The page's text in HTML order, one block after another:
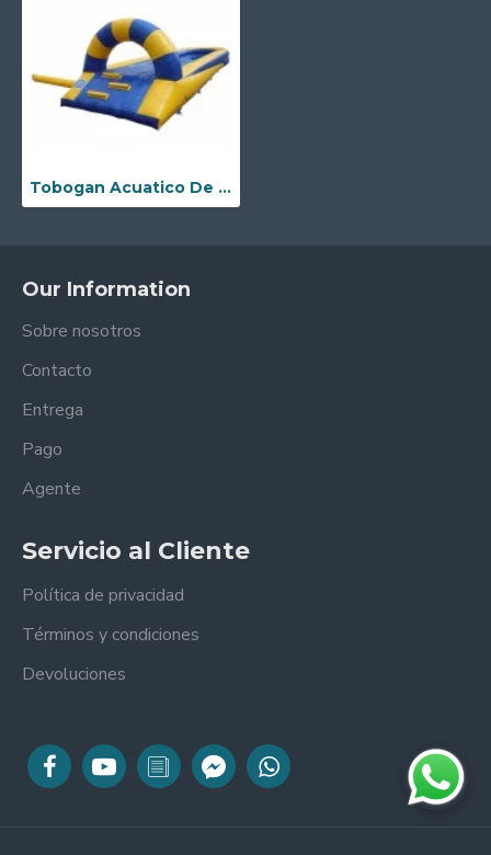
Tobogan Acuatico De Un Solo Carril
Our Information
Sobre nosotros
Contacto
Entrega
Pago
Agente
Servicio al Cliente
Política de privacidad
Términos y condiciones
Devoluciones